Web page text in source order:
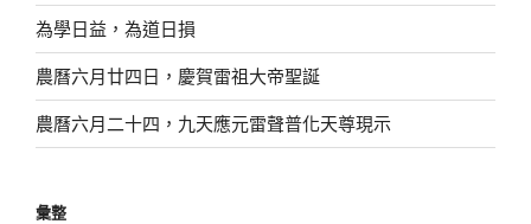
為學日益，為道日損
農曆六月廿四日，慶賀雷祖大帝聖誕
農曆六月二十四，九天應元雷聲普化天尊現示
彙整